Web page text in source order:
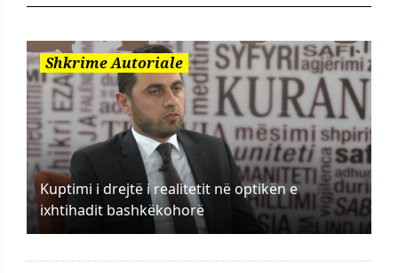
Shkrime Autoriale
Kuptimi i drejtë i realitetit në optikën e
ixhtihadit bashkëkohorë